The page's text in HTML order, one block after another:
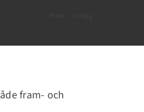
fram- och